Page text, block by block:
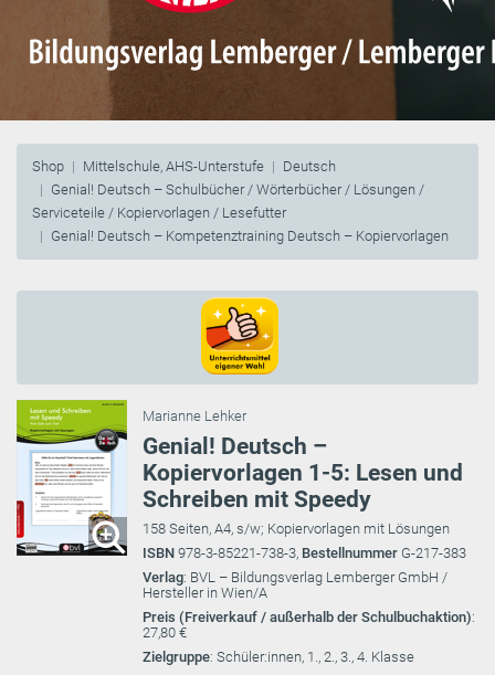
Shop Mittelschule, AHS-Unterstufe
Deutsch
Genial! Deutsch – Schulbücher / Wörterbücher / Lösungen /
Serviceteile / Kopiervorlagen / Lesefutter
Genial! Deutsch – Kompetenztraining Deutsch – Kopiervorlagen
Marianne Lehker
Genial! Deutsch –
Kopiervorlagen 1-5: Lesen und
Schreiben mit Speedy
158 Seiten, A4, s/w; Kopiervorlagen mit Lösungen
ISBN 978-3-85221-738-3, Bestellnummer G-217-383
Verlag: BVL – Bildungsverlag Lemberger GmbH /
Hersteller in Wien/A
Preis (Freiverkauf / außerhalb der Schulbuchaktion):
27,80 €
Zielgruppe: Schüler:innen, 1., 2., 3., 4. Klasse